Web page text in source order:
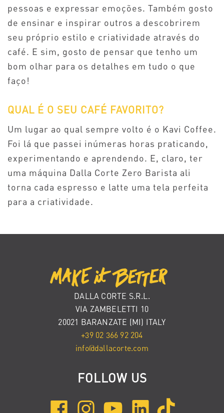
pessoas e expressar emoções. Também gosto
de ensinar e inspirar outros a descobrirem
seu próprio estilo e criatividade através do
café. E sim, gosto de pensar que tenho um
bom olhar para os detalhes em tudo o que
faço!
QUAL É O SEU CAFÉ FAVORITO?
Um lugar ao qual sempre volto é o Kavi Coffee.
Foi lá que passei inúmeras horas praticando,
experimentando e aprendendo. E, claro, ter
uma máquina Dalla Corte Zero Barista ali
torna cada espresso e latte uma tela perfeita
para a criatividade.
DALLA CORTE S.R.L.
VIA ZAMBELETTI 10
20021 BARANZATE (MI) ITALY
+39 02 366 92 204
info@dallacorte.com
FOLLOW US